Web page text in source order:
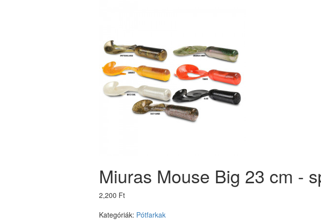
Miuras Mouse Big 23 cm -
2,200 Ft
Kategóriák: Pótfarkak